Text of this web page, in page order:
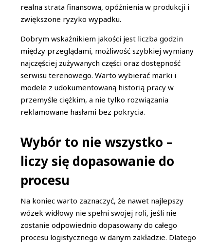
realna strata finansowa, opóźnienia w produkcji i
zwiększone ryzyko wypadku.
Dobrym wskaźnikiem jakości jest liczba godzin
między przeglądami, możliwość szybkiej wymiany
najczęściej zużywanych części oraz dostępność
serwisu terenowego. Warto wybierać marki i
modele z udokumentowaną historią pracy w
przemyśle ciężkim, a nie tylko rozwiązania
reklamowane hasłami bez pokrycia.
Wybór to nie wszystko –
liczy się dopasowanie do
procesu
Na koniec warto zaznaczyć, że nawet najlepszy
wózek widłowy nie spełni swojej roli, jeśli nie
zostanie odpowiednio dopasowany do całego
procesu logistycznego w danym zakładzie. Dlatego